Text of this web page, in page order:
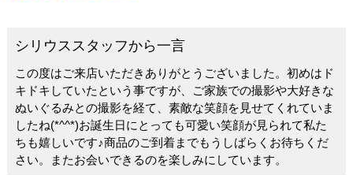
c
e
b
o
o
k
er
シリウススタッフから一言
この度はご来店いただきありがとうございました。初めはド
キドキしていたという事ですが、ご家族での撮影や大好きな
ぬいぐるみとの撮影を経て、素敵な笑顔を見せてくれていま
したね(*^^*)お誕生日にとっても可愛い笑顔が見られて私た
ちも嬉しいです♪商品のご到着までもうしばらくお待ちくだ
さい。またお会いできるのを楽しみにしています。